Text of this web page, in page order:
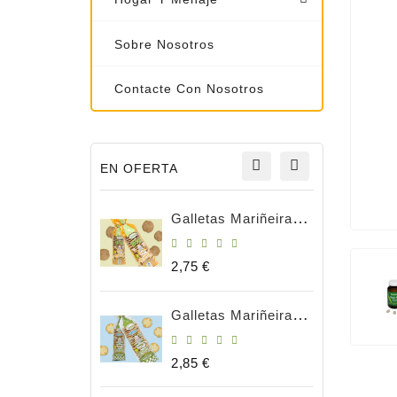
Sobre Nosotros
Contacte Con Nosotros
EN OFERTA
Galletas Mariñeiras Integrales 180g BIO
Precio
2,75 €
Galletas Mariñeiras Natural Bio 180gr
Precio
2,85 €